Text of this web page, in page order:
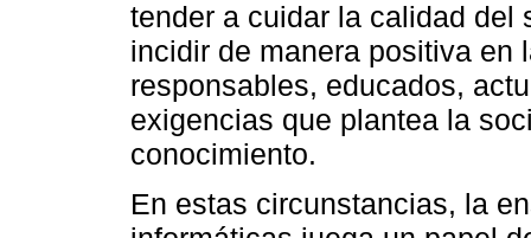
tender a cuidar la calidad del
incidir de manera positiva en
responsables, educados,
exigencias que plantea la
conocimiento.
En estas circunstancias, la